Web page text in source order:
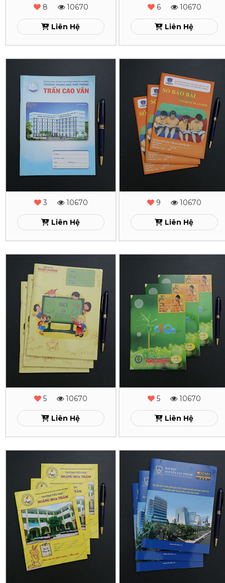
8
10670
Liên Hệ
6
10670
Liên Hệ
In
Tập
Học
Sinh
TRẦN
CAO
3 10670
Liên Hệ
Học
Sinh
BÁO
Xem
9 10670
Liên Hệ
Tập
Học
Sinh
NGỌC
HƯỜNG
5
10670
Liên Hệ
Học
Sinh
NANO
COMBI
5 10670
Liên Hệ
Học
Sinh
HOÀNG
HOA
THÁM
Tập
Học
Sinh
ĐH
NGUYỄN
TẤT